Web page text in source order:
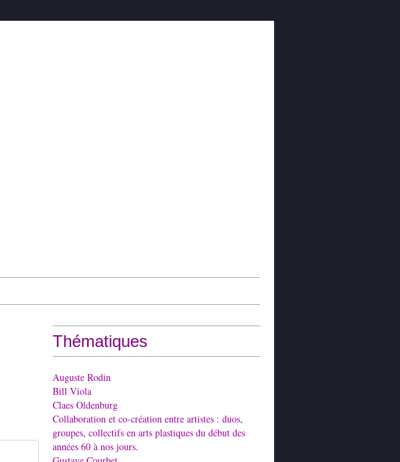
Thématiques
Auguste Rodin
Bill Viola
Claes Oldenburg
Collaboration et co-création entre artistes : duos,
groupes, collectifs en arts plastiques du début des
années 60 à nos jours.